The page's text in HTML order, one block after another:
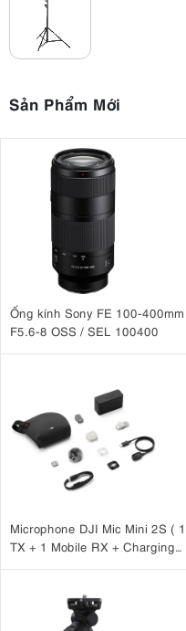
Sản Phẩm Mới
Ống kính Sony FE 100-400mm
F5.6-8 OSS / SEL 100400
Microphone DJI Mic Mini 2S ( 1
TX + 1 Mobile RX + Charging